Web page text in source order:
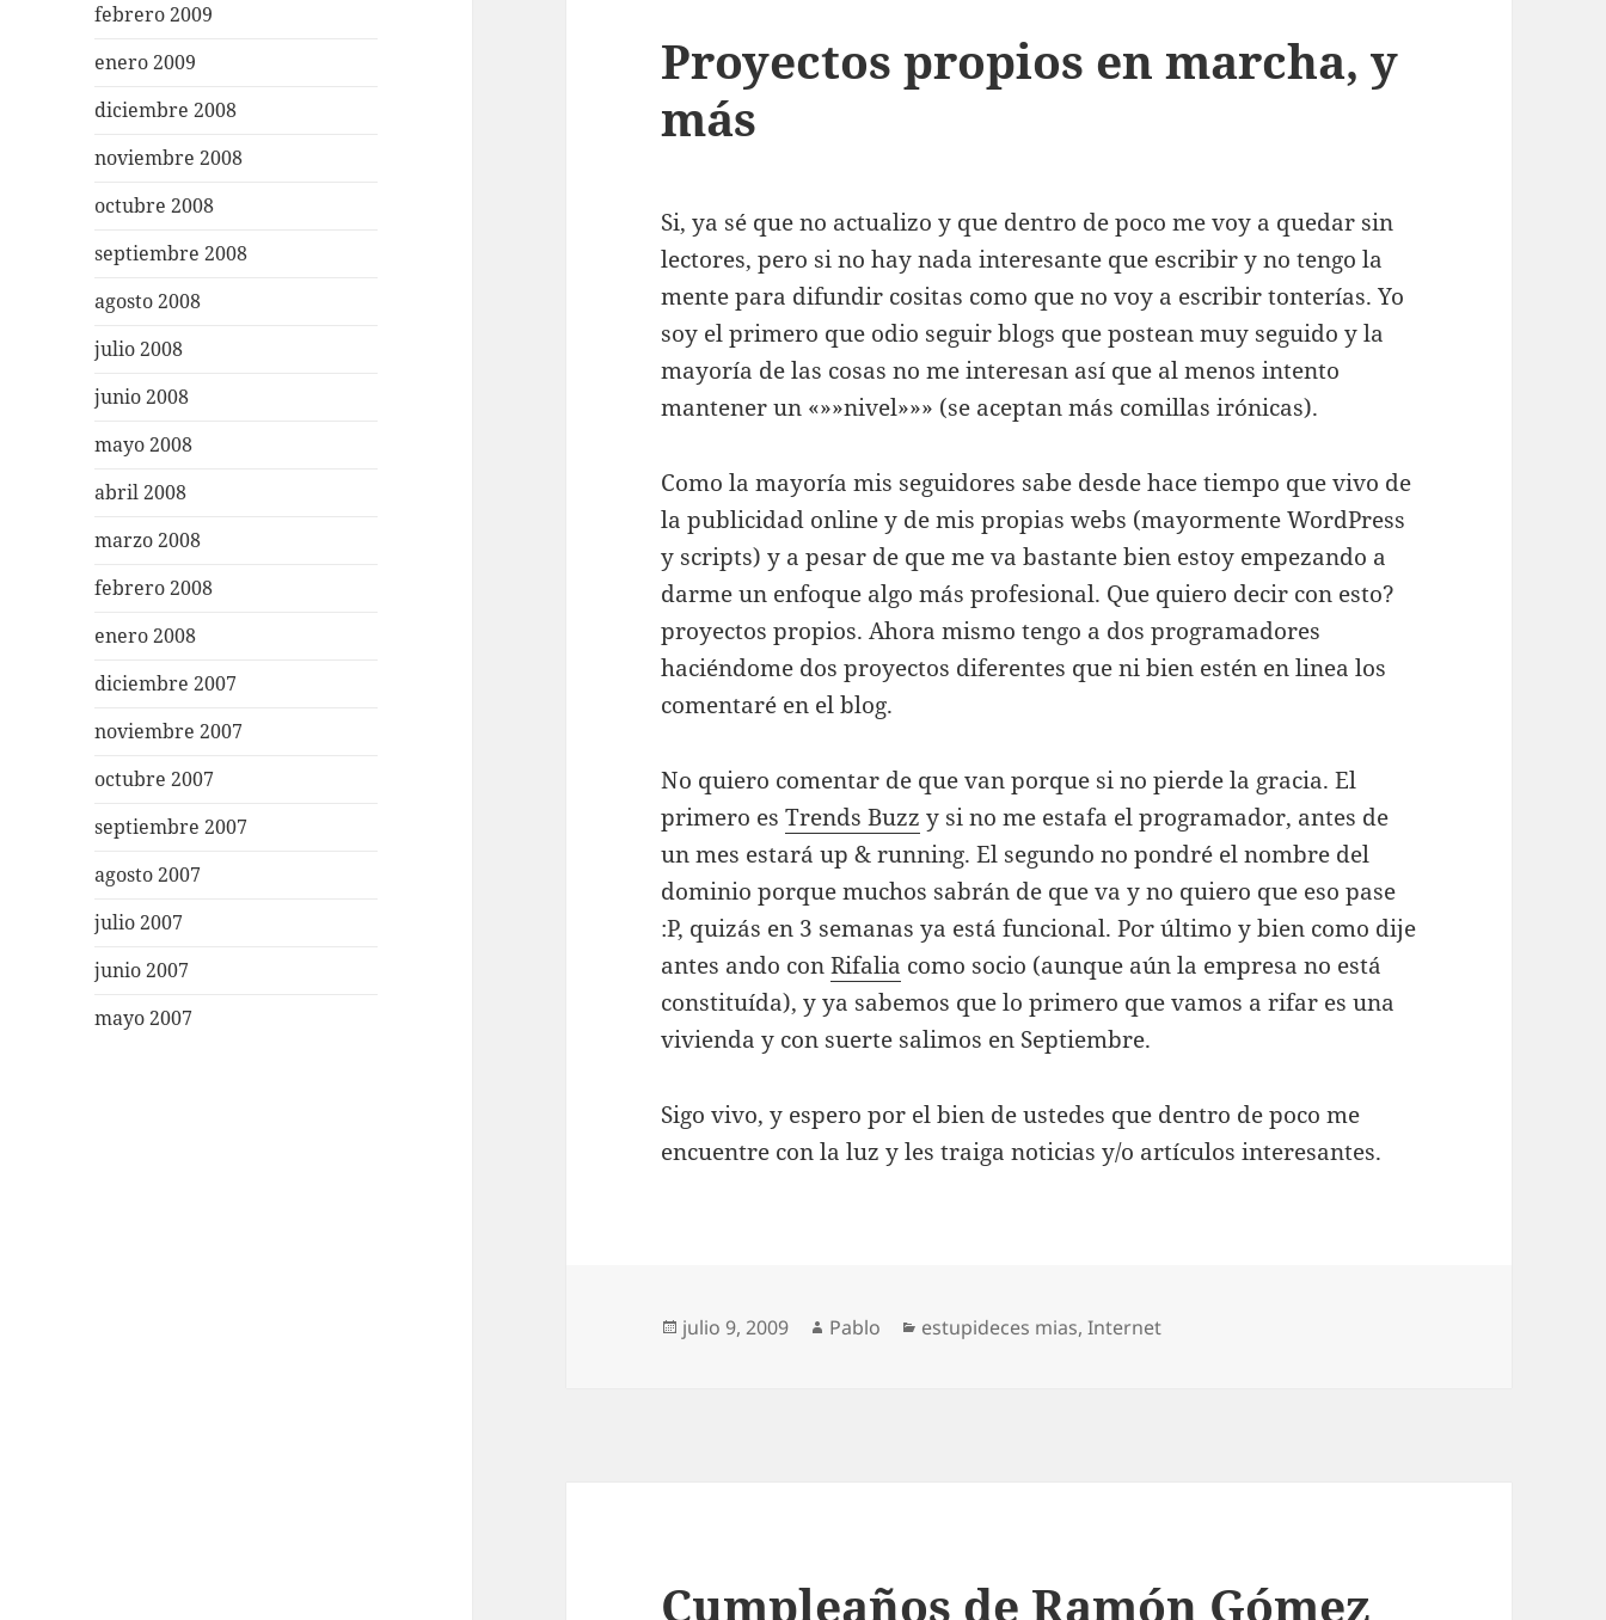
febrero 2009
enero 2009
diciembre 2008
noviembre 2008
octubre 2008
septiembre 2008
agosto 2008
julio 2008
junio 2008
mayo 2008
abril 2008
marzo 2008
febrero 2008
enero 2008
diciembre 2007
noviembre 2007
octubre 2007
septiembre 2007
agosto 2007
julio 2007
junio 2007
mayo 2007
Proyectos propios en marcha, y
más
Si, ya sé que no actualizo y que dentro de poco me voy a quedar sin
lectores, pero si no hay nada interesante que escribir y no tengo la
mente para difundir cositas como que no voy a escribir tonterías. Yo
soy el primero que odio seguir blogs que postean muy seguido y la
mayoría de las cosas no me interesan así que al menos intento
mantener un «»»nivel»»» (se aceptan más comillas irónicas).
Como la mayoría mis seguidores sabe desde hace tiempo que vivo de
la publicidad online y de mis propias webs (mayormente WordPress
y scripts) y a pesar de que me va bastante bien estoy empezando a
darme un enfoque algo más profesional. Que quiero decir con esto?
proyectos propios. Ahora mismo tengo a dos programadores
haciéndome dos proyectos diferentes que ni bien estén en linea los
comentaré en el blog.
No quiero comentar de que van porque si no pierde la gracia. El
primero esTrends Buzz y si no me estafa el programador, antes de
un mes estará up & running. El segundo no pondré el nombre del
dominio porque muchos sabrán de que va y no quiero que eso pase
:P, quizás en 3 semanas ya está funcional. Por último y bien como dije
antes ando conRifalia como socio (aunque aún la empresa no está
constituída), y ya sabemos que lo primero que vamos a rifar es una
vivienda y con suerte salimos en Septiembre.
Sigo vivo, y espero por el bien de ustedes que dentro de poco me
encuentre con la luz y les traiga noticias y/o artículos interesantes.
Publicado
julio 9, 2009 Autor
Pablo Categorías
estupideces mias,Internet
Cumpleaños de Ramón Gómez